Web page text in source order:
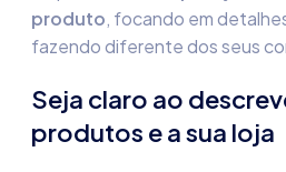
produto, focando em
fazendo diferente dos seus
Seja claro ao
produtos e a sua loja